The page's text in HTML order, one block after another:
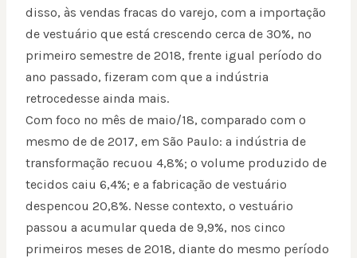
disso, às vendas fracas do varejo, com a importação
de vestuário que está crescendo cerca de 30%, no
primeiro semestre de 2018, frente igual período do
ano passado, fizeram com que a indústria
retrocedesse ainda mais.
Com foco no mês de maio/18, comparado com o
mesmo de de 2017, em São Paulo: a indústria de
transformação recuou 4,8%; o volume produzido de
tecidos caiu 6,4%; e a fabricação de vestuário
despencou 20,8%. Nesse contexto, o vestuário
passou a acumular queda de 9,9%, nos cinco
primeiros meses de 2018, diante do mesmo período